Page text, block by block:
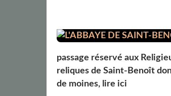
passage réservé aux
reliques de Saint-Benoît
de moines, lire ici